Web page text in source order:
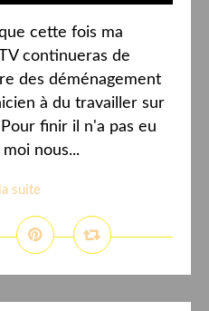
cette fois ma
continueras de
des déménagement
à du travailler sur
finir il n'a pas eu
nous...
suite